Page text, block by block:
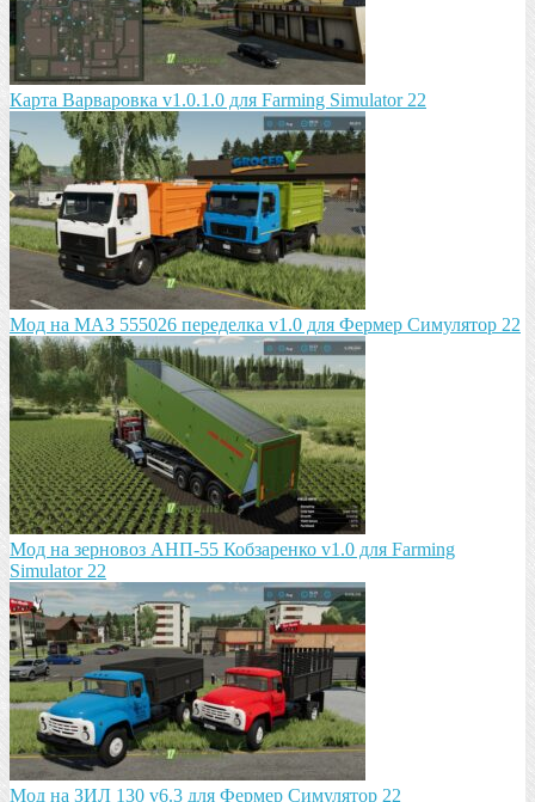
Карта Варваровка v1.0.1.0 для Farming Simulator 22
Мод на МАЗ 555026 пeрeдeлка v1.0 для Фермер Симулятор 22
Мод на зeрновоз АНП-55 Кобзарeнко v1.0 для Farming
Simulator 22
Мод на ЗИЛ 130 v6.3 для Фермер Симулятор 22